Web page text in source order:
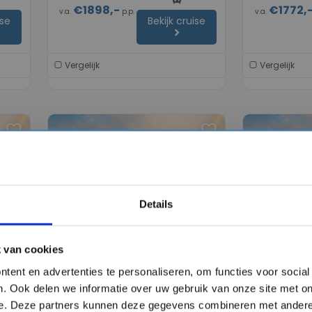
Details
van cookies
en advertenties te personaliseren, om functies voor
Ook delen we informatie over uw gebruik van onze site met
Deze partners kunnen deze gegevens combineren met
v.a.€1898,- p.p.
Bekijk cruise
chevron_right
Vergelijk
v.a. €1772,-
Vergelijk
favorite
star
favorite
8 daagse Caribbean cruise
met de Caribbean Princess
star star star star star
15 daagse
met de